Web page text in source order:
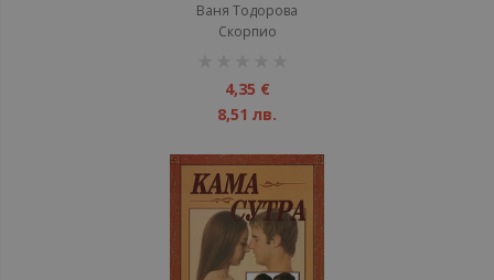
Ваня Тодорова
Скорпио
4,35 €
8,51 лв.